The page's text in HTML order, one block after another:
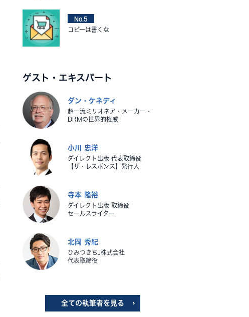
No.5
コピーは書くな
ゲスト・エキスパート
ダン・ケネディ
超一流ミリオネア・メーカー・
DRMの世界的権威
小川 忠洋
ダイレクト出版 代表取締役
【ザ・レスポンス】発行人
寺本 隆裕
ダイレクト出版 取締役
セールスライター
北岡 秀紀
ひみつきちJ株式会社
代表取締役
全ての執筆者を見る